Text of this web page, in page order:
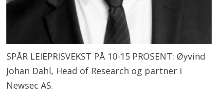
SPÅR LEIEPRISVEKST PÅ 10-15 PROSENT: Øyvind
Johan Dahl, Head of Research og partner i
Newsec AS.